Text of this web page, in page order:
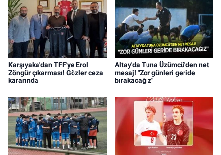
Karşıyaka'dan TFF'ye Erol
Zöngür çıkarması! Gözler ceza
kararında
Altay'da Tuna Üzümcü'den net
mesaj! "Zor günleri geride
bırakacağız"